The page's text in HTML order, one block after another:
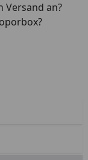
Versand an?